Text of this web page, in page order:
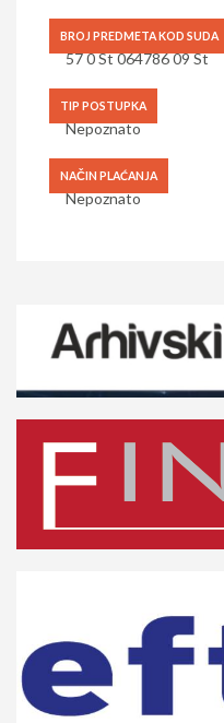
BROJ PREDMETA KOD SUDA
57 0 St 064786 09 St
TIP POSTUPKA
Nepoznato
NAČIN PLAĆANJA
Nepoznato